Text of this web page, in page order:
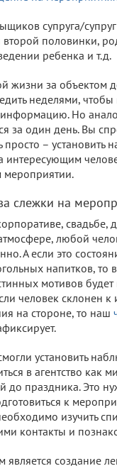
супруга/супруг
половинки,
ребенка и т.д.
жизни за объектом
неделями, чтобы
Но
за один день. Вы
просто – установить
интересующим
слежки на
свадьбе,
любой
А если это
напитков, то
мотивов
человек склонен
на стороне, то наш
установить
в агентство как
до праздника. Это
к
изучить
контакты и
создание